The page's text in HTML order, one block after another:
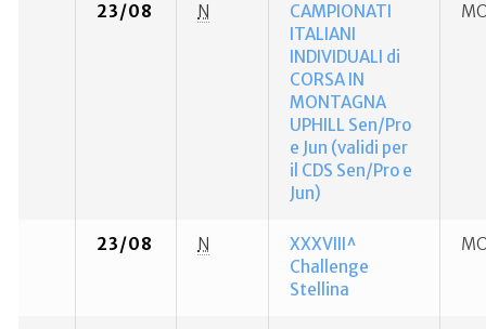
23/08 N
CAMPIONATI
ITALIANI
INDIVIDUALI di
CORSA IN
MONTAGNA
UPHILL Sen/Pro
e Jun (validi per
il CDS Sen/Pro e
Jun)
23/08 N
XXXVIII^
Challenge
Stellina